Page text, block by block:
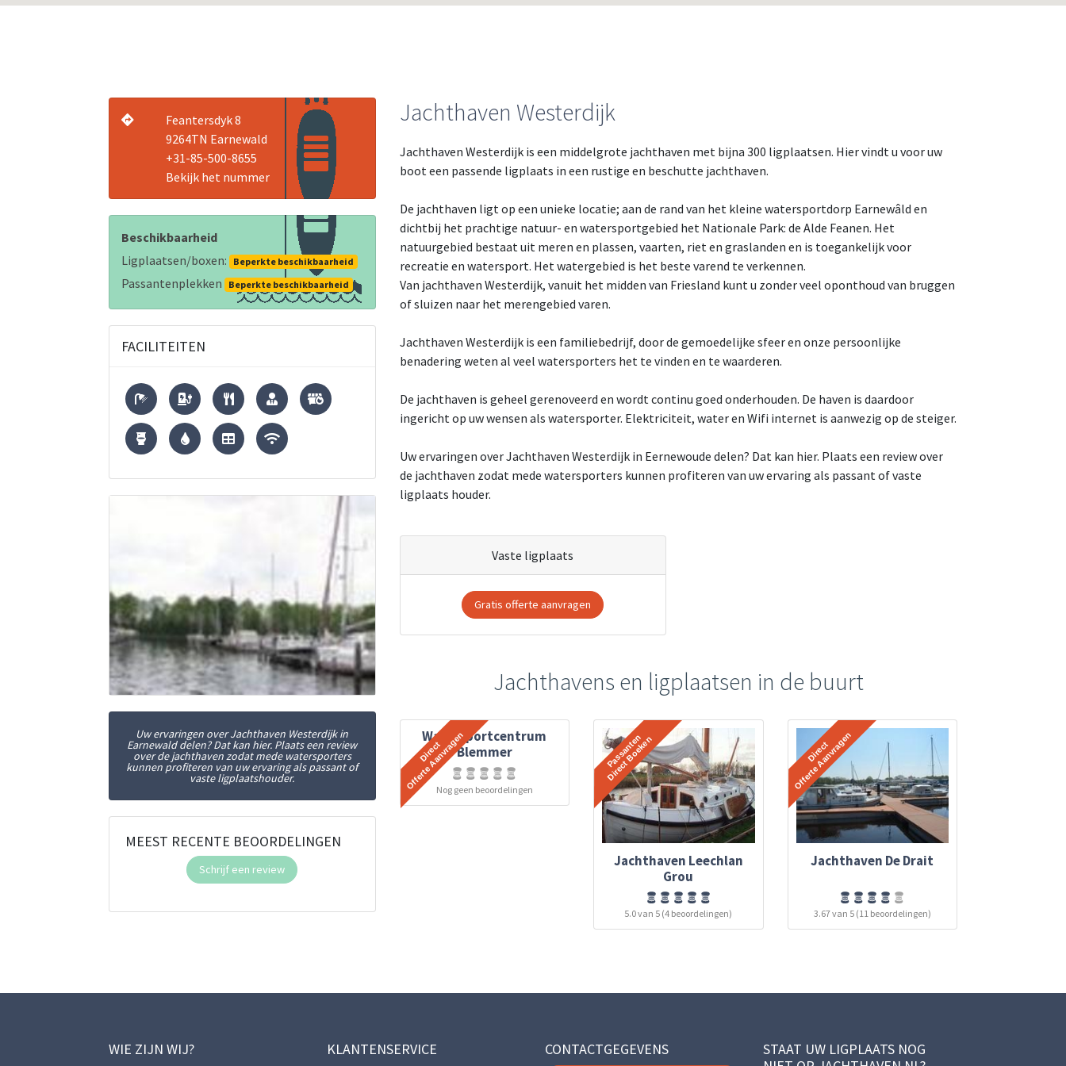
Feantersdyk 8
9264TN Earnewald
+31-85-500-8655
Bekijk het nummer
Beschikbaarheid
Ligplaatsen/boxen:
Beperkte beschikbaarheid
Passantenplekken Beperkte beschikbaarheid
FACILITEITEN
Uw ervaringen over Jachthaven Westerdijk in
Earnewald delen? Dat kan hier. Plaats een review
over de jachthaven zodat mede watersporters
kunnen profiteren van uw ervaring als passant of
vaste ligplaatshouder.
MEEST RECENTE BEOORDELINGEN
Schrijf een review
Jachthaven Westerdijk
Jachthaven Westerdijk is een middelgrote jachthaven met bijna 300 ligplaatsen. Hier vindt u voor uw
boot een passende ligplaats in een rustige en beschutte jachthaven.
De jachthaven ligt op een unieke locatie; aan de rand van het kleine watersportdorp Earnewâld en
dichtbij het prachtige natuur- en watersportgebied het Nationale Park: de Alde Feanen. Het
natuurgebied bestaat uit meren en plassen, vaarten, riet en graslanden en is toegankelijk voor
recreatie en watersport. Het watergebied is het beste varend te verkennen.
Van jachthaven Westerdijk, vanuit het midden van Friesland kunt u zonder veel oponthoud van bruggen
of sluizen naar het merengebied varen.
Jachthaven Westerdijk is een familiebedrijf, door de gemoedelijke sfeer en onze persoonlijke
benadering weten al veel watersporters het te vinden en te waarderen.
De jachthaven is geheel gerenoveerd en wordt continu goed onderhouden. De haven is daardoor
ingericht op uw wensen als watersporter. Elektriciteit, water en Wifi internet is aanwezig op de steiger.
Uw ervaringen over Jachthaven Westerdijk in Eernewoude delen? Dat kan hier. Plaats een review over
de jachthaven zodat mede watersporters kunnen profiteren van uw ervaring als passant of vaste
ligplaats houder.
Vaste ligplaats
Gratis offerte aanvragen
Jachthavens en ligplaatsen in de buurt
Watersportcentrum
Blemmer
Nog geen beoordelingen
Jachthaven Leechlan
Grou
5.0 van 5 (4 beoordelingen)
Jachthaven De Drait
3.67 van 5 (11 beoordelingen)
WIE ZIJN WIJ? KLANTENSERVICE CONTACTGEGEVENS
STAAT UW LIGPLAATS NOG